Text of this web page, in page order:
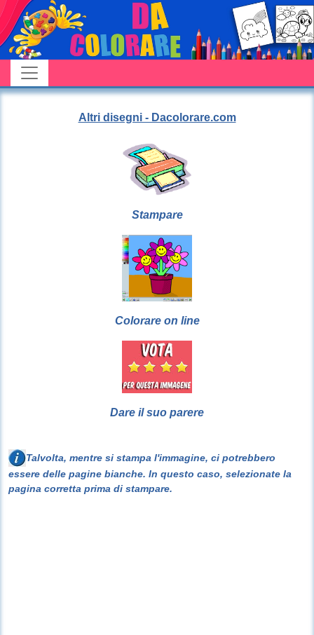
Altri disegni - Dacolorare.com
Stampare
Colorare on line
Dare il suo parere
Talvolta, mentre si stampa l'immagine, ci potrebbero
essere delle pagine bianche. In questo caso, selezionate la
pagina corretta prima di stampare.